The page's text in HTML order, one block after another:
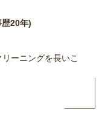
20年)
ーニングを長いこ